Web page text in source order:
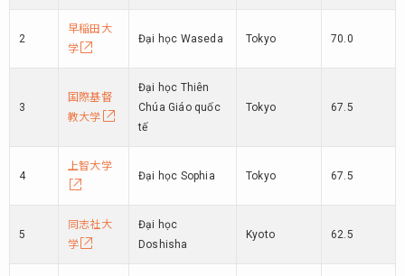
kết
2
早稲田大
学
Đại học Waseda Tokyo 70.0
3
国際基督
教大学
Đại học Thiên
Chúa Giáo quốc
tế
Tokyo 67.5
4
上智大学
Đại học Sophia Tokyo 67.5
5
同志社大
学
Đại học
Doshisha
Kyoto 62.5